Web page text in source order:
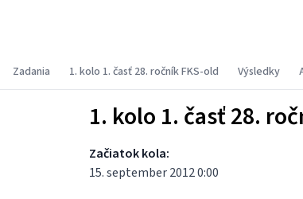
Zadania 1. kolo 1. časť 28. ročník FKS-old Výsledky
1. kolo 1. časť 28.
Začiatok kola:
15. september 2012 0:00